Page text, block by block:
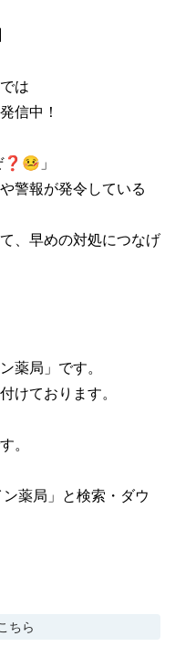
は
信中！
」
警報が発令している
、早めの対処につなげ
薬局」です。
けております。
。
薬局」と検索・ダウ
ちら